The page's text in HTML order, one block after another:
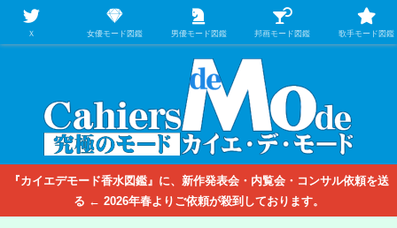
【映画/音楽の中のファッション＆香水】を徹底的に分析するファッション＆ア
パレル業界人のための学習サイト
『カイエデモード香水図鑑』に、新作発表会・内覧会・コンサル依頼を送
る ← 2026年春よりご依頼が殺到しております。
Ｘ 女優モード図鑑 男優モード図鑑 邦画モード図鑑 歌手モード図鑑